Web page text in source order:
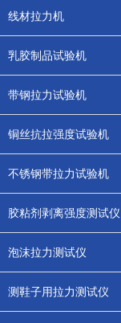
线材拉力机
乳胶制品试验机
带钢拉力试验机
铜丝抗拉强度试验机
不锈钢带拉力试验机
胶粘剂剥离强度测试仪
泡沫拉力测试仪
测鞋子用拉力测试仪